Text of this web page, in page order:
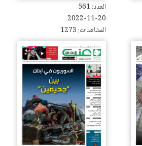
العدد: 561
2022-11-20
المشاهدات: 1273